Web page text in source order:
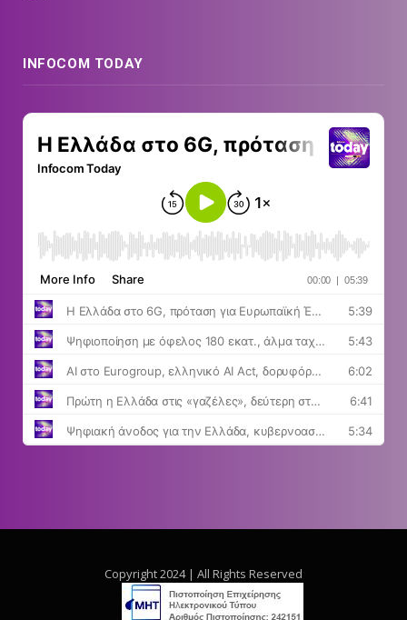
INFOCOM TODAY
Copyright 2024 | All Rights Reserved